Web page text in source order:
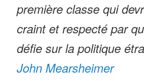
première classe qui
craint et respecté par
défie sur la politique
John Mearsheimer